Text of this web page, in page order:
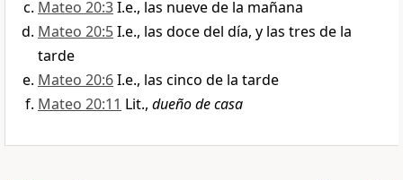
Mateo 20:3I.e., las nueve de la mañana
Mateo 20:5I.e., las doce del día, y las tres de la
tarde
Mateo 20:6I.e., las cinco de la tarde
Mateo 20:11 Lit., dueño de casa